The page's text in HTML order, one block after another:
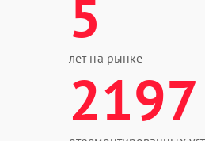
5
лет на рынке
2197